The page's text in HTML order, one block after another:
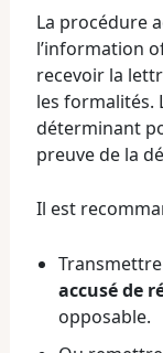
La procédure
l’information
recevoir la
les formalités.
déterminant
preuve de la
Il est
accusé de
opposable.